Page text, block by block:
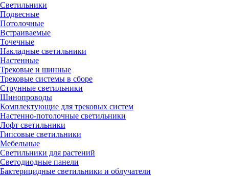
Светильники
Подвесные
Потолочные
Встраиваемые
Точечные
Накладные светильники
Настенные
Трековые и шинные
Трековые системы в сборе
Струнные светильники
Шинопроводы
Комплектующие для трековых систем
Настенно-потолочные светильники
Лофт светильники
Гипсовые светильники
Мебельные
Светильники для растений
Светодиодные панели
Бактерицидные светильники и облучатели